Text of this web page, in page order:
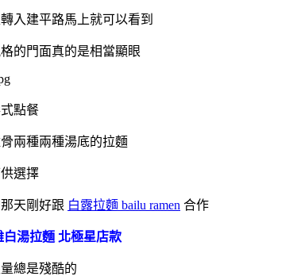
入建平路馬上就可以看到
的門面真的是相當顯眼
點餐
兩種兩種湯底的拉麵
選擇
天剛好跟 白露拉麵 bailu ramen 合作
白湯拉麵 北極星店款
總是殘酷的